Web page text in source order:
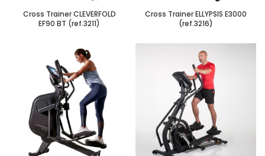
Cross Trainer CLEVERFOLD
EF90 BT (ref.3211)
Cross Trainer ELLYPSIS E3000
(ref.3216)